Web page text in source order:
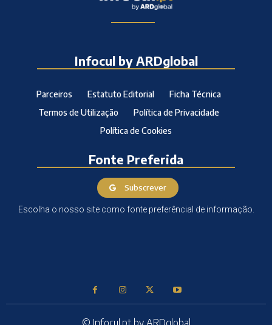
Infocul by ARDglobal
Parceiros Estatuto Editorial
Ficha Técnica
Termos de Utilização
Política de Privacidade
Política de Cookies
Fonte Preferida
Subscrever
Escolha o nosso site como fonte preferêncial de informação.
© Infocul.pt by ARDglobal